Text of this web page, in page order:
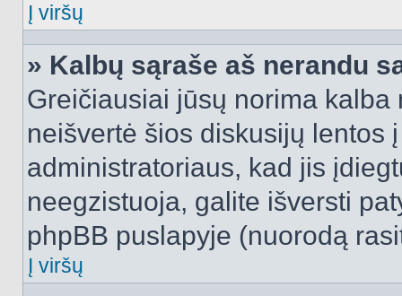
Į viršų
» Kalbų sąraše aš nerandu
Greičiausiai jūsų norima
neišvertė šios diskusijų lentos
administratoriaus, kad jis
neegzistuoja, galite išversti
phpBB puslapyje (nuorodą
Į viršų